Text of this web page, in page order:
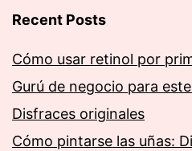
Recent Posts
Cómo usar retinol por
Gurú de negocio para
Disfraces originales
Cómo pintarse las uñas: